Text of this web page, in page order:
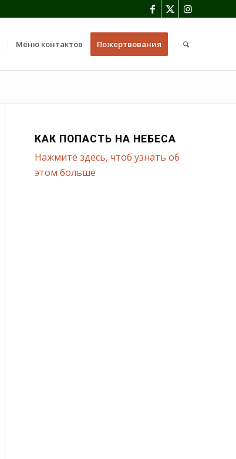
Меню контактов Пожертвования
КАК ПОПАСТЬ НА НЕБЕСА
Нажмите здесь, чтоб узнать об
этом больше